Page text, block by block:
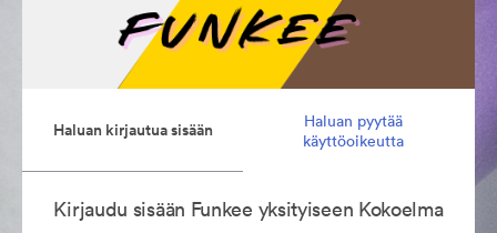
Haluan kirjautua sisään
Haluan pyytää
käyttöoikeutta
Kirjaudu sisään Funkee yksityiseen Kokoelma